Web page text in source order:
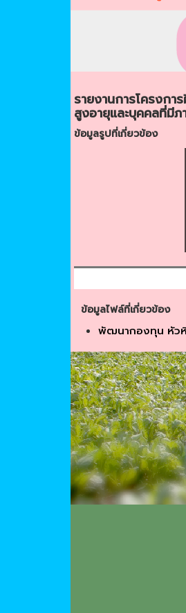
รายงานการโครงก
สูงอายุและบุคคลที่มี
ข้อมูลรูปที่เกี่ยวข้อง
ข้อมูลไฟล์ที่เกี่ยวข้อง
พัฒนากองทุน หัว